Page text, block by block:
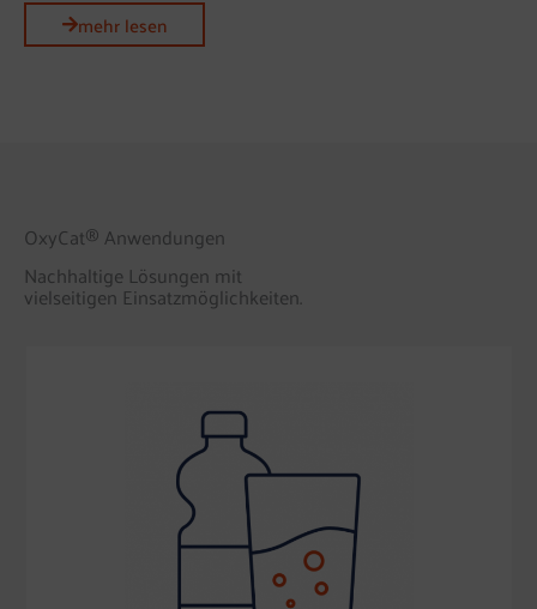
mehr lesen
OxyCat® Anwendungen
Nachhaltige Lösungen mit
vielseitigen Einsatzmöglichkeiten.